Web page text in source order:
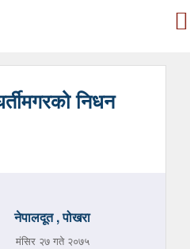
निधन
नेपालदूत , पोखरा
मंसिर २७ गते २०७५